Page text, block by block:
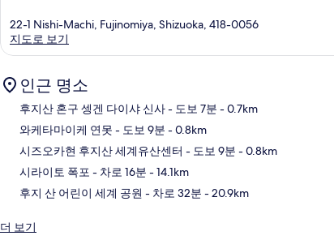
22-1 Nishi-Machi, Fujinomiya, Shizuoka, 418-0056
지도로 보기
인근 명소
후지산 혼구 셍겐 다이샤 신사- 도보 7분 - 0.7km
와케타마이케 연못 - 도보 9분 - 0.8km
시즈오카현 후지산 세계유산센터 - 도보 9분 - 0.8km
시라이토 폭포 - 차로 16분 - 14.1km
후지 산 어린이 세계 공원 - 차로 32분 - 20.9km
더 보기